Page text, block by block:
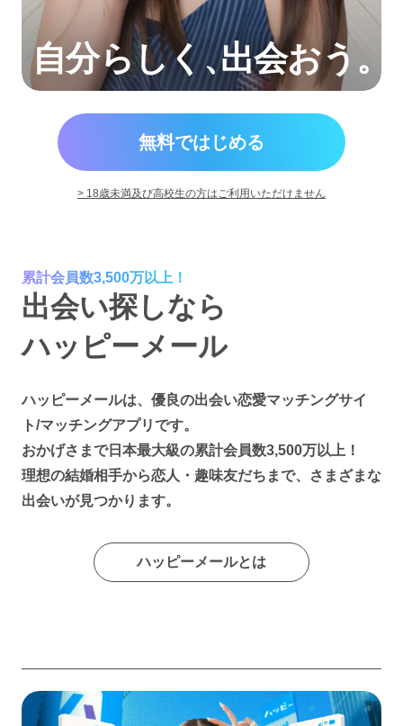
自分らしく、出会おう。
無料ではじめる
> 18歳未満及び高校生の方はご利用いただけません
累計会員数3,500万以上！
出会い探しなら
ハッピーメール
ハッピーメールは、優良の出会い恋愛マッチングサイ
ト/マッチングアプリです。
おかげさまで日本最大級の累計会員数3,500万以上！
理想の結婚相手から恋人・趣味友だちまで、さまざまな
出会いが見つかります。
ハッピーメールとは